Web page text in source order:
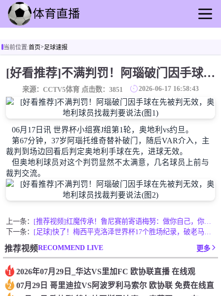
足球直播
篮球直播
足球录像
篮球录播
篮球新闻
其他转播
当前位置:首页>足球速报
[好看推荐]不满判罚！阿瑙破门因手球在先被判无效，奥地利球员找裁判要说法
来源：CCTV5体育 点击数： 3851 2026-06-17 16:58:43
06月17日讯 世界杯小组赛J组第1轮，奥地利vs约旦。
第67分钟，37岁阿瑙托维奇替补破门，随后VAR介入，主
裁判到场边回看后判定奥地利手球在先，进球无效。
但奥地利球员对这个判罚显然不太满意，几名球员上前与
裁判交流。
上一条：
[推荐视频]红魔传承！鲁尼赛前寄语梅努：做你自己，你会成为赛
下一条：
推荐视频RECOMMEND LIVE 更多
1 2026年07月29日_华达VS里加FC 欧协联直播 在线观
2 07月29日 哥里迪拉VS阿波罗利马索尔 欧协联 免费在线直